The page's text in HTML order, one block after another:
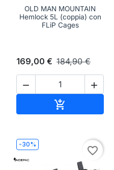
OLD MAN MOUNTAIN
Hemlock 5L (coppia) con
FLiP Cages
169,00 € 184,90 €
 

-30%
favorite_border